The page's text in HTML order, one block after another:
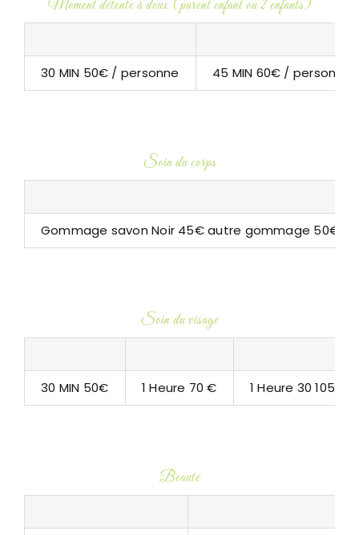
Moment détente à deux (parent enfant ou 2 enfants)
30 MIN 50€ / personne 45 MIN 60€ / personne
Soin du corps
Gommage savon Noir 45€ autre gommage 50€
Soin du visage
30 MIN 50€ 1 Heure 70 € 1 Heure 30 105€
Beauté